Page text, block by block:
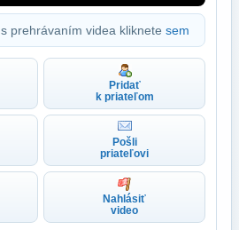
prehrávaním videa kliknete sem
Pridať
k priateľom
Pošli
priateľovi
Nahlásiť
video